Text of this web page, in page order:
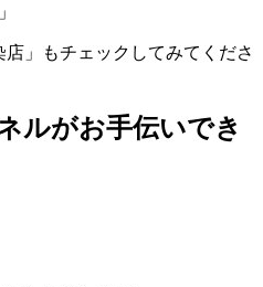
」もチェックしてみてくださ
ルがお手伝いでき